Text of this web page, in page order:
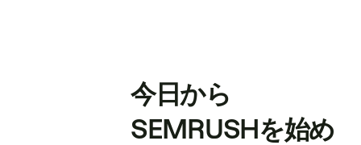
今日から
SEMRUSHを始め